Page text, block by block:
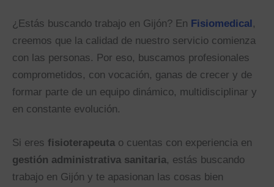
¿Estás buscando trabajo en Gijón? En Fisiomedical,
creemos que la calidad de nuestro servicio comienza
con las personas. Por eso, buscamos profesionales
comprometidos, con vocación, ganas de crecer y de
formar parte de un equipo dinámico, multidisciplinar y
en constante evolución.
Si eres fisioterapeuta o cuentas con experiencia en
gestión administrativa sanitaria, estás buscando
trabajo en Gijón y te apasionan las cosas bien